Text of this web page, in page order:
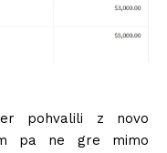
pohvalili z novo
pa ne gre mimo